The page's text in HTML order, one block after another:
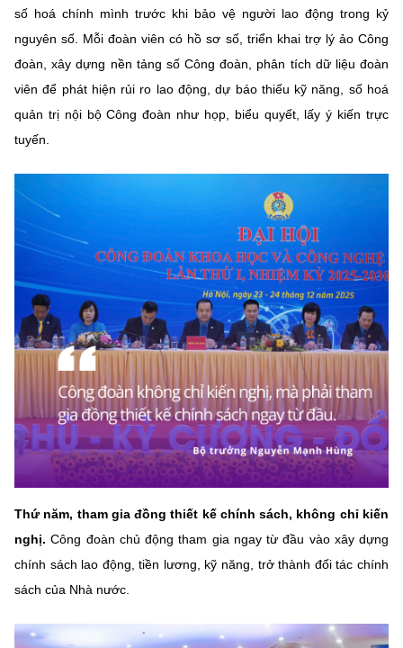
số hoá chính mình trước khi bảo vệ người lao động trong kỷ
nguyên số. Mỗi đoàn viên có hồ sơ số, triển khai trợ lý ảo Công
đoàn, xây dựng nền tảng số Công đoàn, phân tích dữ liệu đoàn
viên để phát hiện rủi ro lao động, dự báo thiếu kỹ năng, số hoá
quản trị nội bộ Công đoàn như họp, biểu quyết, lấy ý kiến trực
tuyến.
Thứ năm, tham gia đồng thiết kế chính sách, không chỉ kiến
nghị. Công đoàn chủ động tham gia ngay từ đầu vào xây dựng
chính sách lao động, tiền lương, kỹ năng, trở thành đối tác chính
sách của Nhà nước.